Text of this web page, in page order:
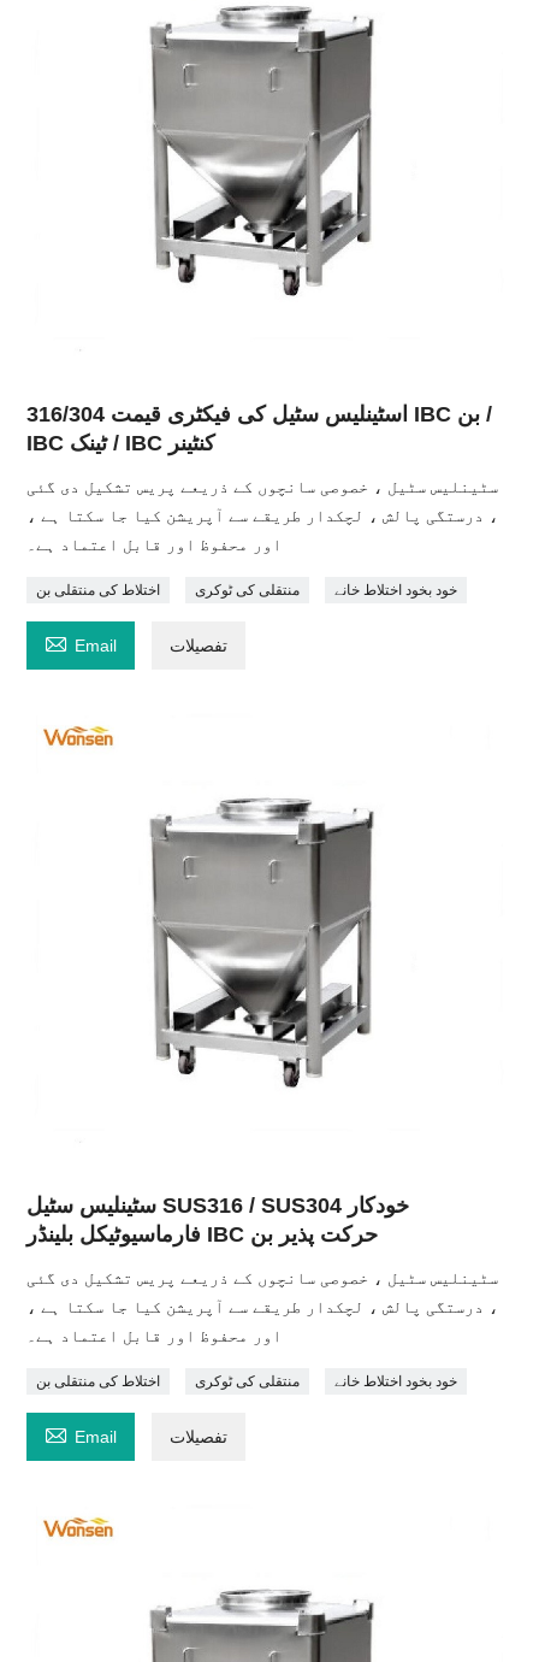
316/304 اسٹینلیس سٹیل کی فیکٹری قیمت IBC بن /
IBC ٹینک / IBC کنٹینر
سٹینلیس سٹیل ، خصوصی سانچوں کے ذریعے پریس تشکیل دی گئی
، درستگی پالش ، لچکدار طریقے سے آپریشن کیا جا سکتا ہے ،
اور محفوظ اور قابل اعتماد ہے۔
اختلاط کی منتقلی بن منتقلی کی ٹوکری خود بخود اختلاط خانے
 Email تفصیلات
سٹینلیس سٹیل SUS316 / SUS304 خودکار
فارماسیوٹیکل بلینڈر IBC حرکت پذیر بن
سٹینلیس سٹیل ، خصوصی سانچوں کے ذریعے پریس تشکیل دی گئی
، درستگی پالش ، لچکدار طریقے سے آپریشن کیا جا سکتا ہے ،
اور محفوظ اور قابل اعتماد ہے۔
اختلاط کی منتقلی بن منتقلی کی ٹوکری خود بخود اختلاط خانے
 Email تفصیلات